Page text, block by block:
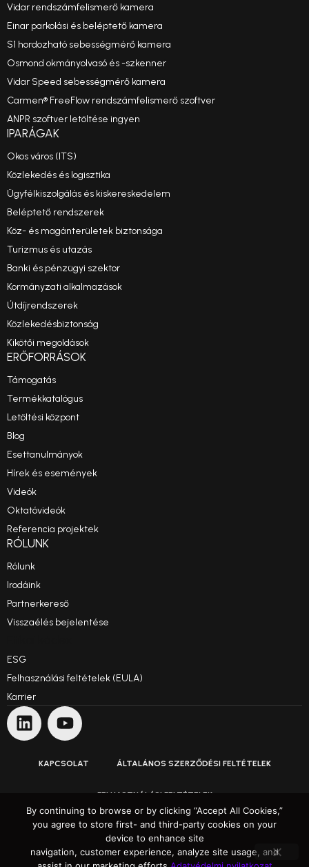
Vidar rendszámfelismerő kamera
Einar parkolási és beléptető kamera
S1 hordozható sebességmérő kamera
Osmond okmányolvasó és -szkenner
Vidar Speed sebességmérő kamera
Carmen® FreeFlow rendszámfelismerő szoftver
ANPR szoftver letöltése ingyen
IPARÁGAK
Okos város (ITS)
Közlekedés és logisztika
Ügyfélkiszolgálás és kiskereskedelem
Beléptető rendszerek
Köz- és magánterületek biztonsága
Turizmus és utazás
Banki és pénzügyi szektor
Kormányzati alkalmazások
Útdíjrendszerek
Közlekedésbiztonság
Kikötői megoldások
ERŐFORRÁSOK
Támogatás
Termékkatalógus
Letöltési központ
Blog
Esettanulmányok
Hírek és események
Videók
Oktatóvideók
Referencia projektek
RÓLUNK
Rólunk
Irodáink
Partnerkereső
Visszaélés bejelentése
ESG
Felhasználási feltételek (EULA)
Karrier
KAPCSOLAT ÁLTALÁNOS SZERZŐDÉSI FELTÉTELEK
FELHASZNÁLÁSI FELTÉTELEK
ADATVÉDELMI NYILATKOZAT
Felülmúljuk az elvárásokat
By continuing to browse or by clicking “Accept All Cookies,”
you agree to store first- and third-party cookies on your
device to enhance site
navigation, customer experience, analyze site usage, and